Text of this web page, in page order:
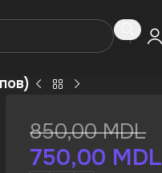
850,00MDL
750,00 MDL